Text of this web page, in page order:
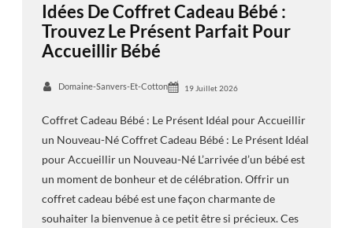
Idées De Coffret Cadeau Bébé :
Trouvez Le Présent Parfait Pour
Accueillir Bébé
Domaine-Sanvers-Et-Cotton 19 Juillet 2026
Coffret Cadeau Bébé : Le Présent Idéal pour Accueillir
un Nouveau-Né Coffret Cadeau Bébé : Le Présent Idéal
pour Accueillir un Nouveau-Né L’arrivée d’un bébé est
un moment de bonheur et de célébration. Offrir un
coffret cadeau bébé est une façon charmante de
souhaiter la bienvenue à ce petit être si précieux. Ces